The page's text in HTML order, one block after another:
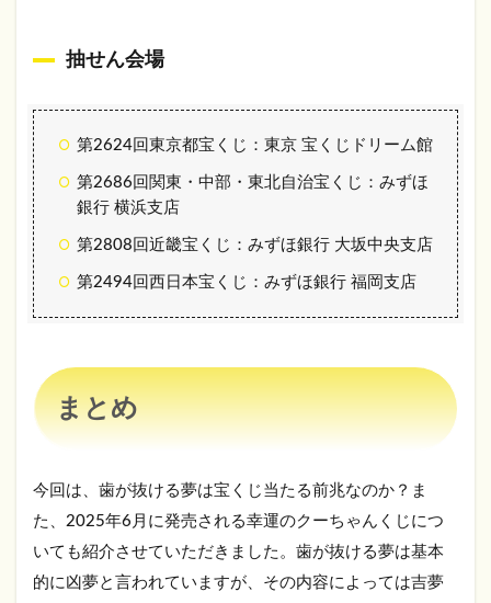
抽せん会場
第2624回東京都宝くじ：東京 宝くじドリーム館
第2686回関東・中部・東北自治宝くじ：みずほ
銀行 横浜支店
第2808回近畿宝くじ：みずほ銀行 大坂中央支店
第2494回西日本宝くじ：みずほ銀行 福岡支店
まとめ
今回は、歯が抜ける夢は宝くじ当たる前兆なのか？ま
た、2025年6月に発売される幸運のクーちゃんくじにつ
いても紹介させていただきました。歯が抜ける夢は基本
的に凶夢と言われていますが、その内容によっては吉夢